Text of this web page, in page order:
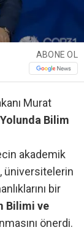
ABONE OL
Murat
Bilim
akademik
üniversitelerin
bir
Bilimi ve
önerdi.